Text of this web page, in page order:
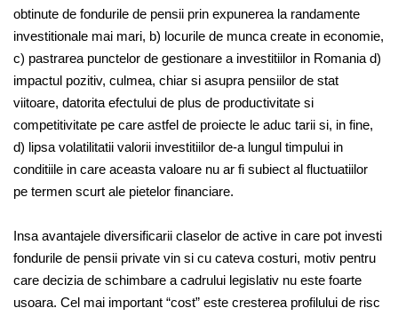
obtinute de fondurile de pensii prin expunerea la randamente
investitionale mai mari, b) locurile de munca create in economie,
c) pastrarea punctelor de gestionare a investitiilor in Romania d)
impactul pozitiv, culmea, chiar si asupra pensiilor de stat
viitoare, datorita efectului de plus de productivitate si
competitivitate pe care astfel de proiecte le aduc tarii si, in fine,
d) lipsa volatilitatii valorii investitiilor de-a lungul timpului in
conditiile in care aceasta valoare nu ar fi subiect al fluctuatiilor
pe termen scurt ale pietelor financiare.
Insa avantajele diversificarii claselor de active in care pot investi
fondurile de pensii private vin si cu cateva costuri, motiv pentru
care decizia de schimbare a cadrului legislativ nu este foarte
usoara. Cel mai important “cost” este cresterea profilului de risc